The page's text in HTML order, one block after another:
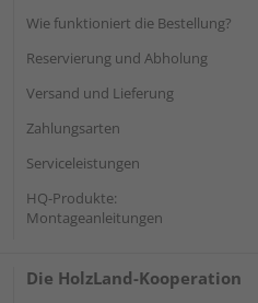
Wie funktioniert die Bestellung?
Reservierung und Abholung
Versand und Lieferung
Zahlungsarten
Serviceleistungen
HQ-Produkte:
Montageanleitungen
Die HolzLand-Kooperation